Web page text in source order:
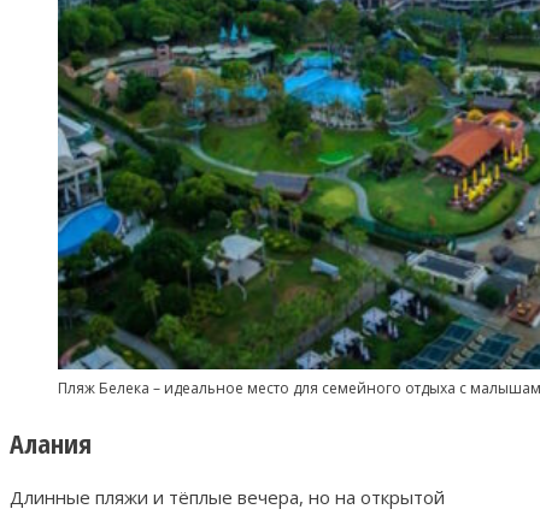
Пляж Белека – идеальное место для семейного отдыха с
Алания
Длинные пляжи и тёплые вечера, но на открытой